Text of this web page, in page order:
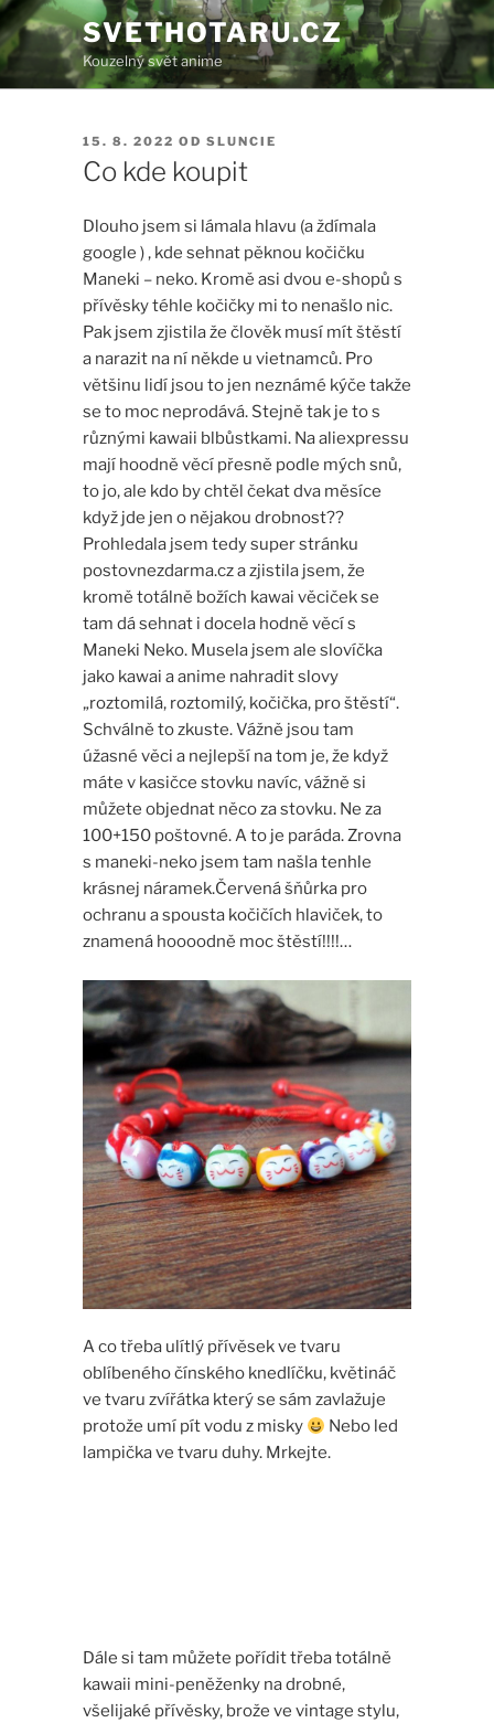
Přejít
k
obsahu
webu
SVETHOTARU.CZ
Kouzelný svět anime
PUBLIKOVÁNO
15. 8. 2022 OD SLUNCIE
Co kde koupit
Dlouho jsem si lámala hlavu (a ždímala
google ) , kde sehnat pěknou kočičku
Maneki – neko. Kromě asi dvou e-shopů s
přívěsky téhle kočičky mi to nenašlo nic.
Pak jsem zjistila že člověk musí mít štěstí
a narazit na ní někde u vietnamců. Pro
většinu lidí jsou to jen neznámé kýče takže
se to moc neprodává. Stejně tak je to s
různými kawaii blbůstkami. Na aliexpressu
mají hoodně věcí přesně podle mých snů,
to jo, ale kdo by chtěl čekat dva měsíce
když jde jen o nějakou drobnost??
Prohledala jsem tedy super stránku
postovnezdarma.cz a zjistila jsem, že
kromě totálně božích kawai věciček se
tam dá sehnat i docela hodně věcí s
Maneki Neko. Musela jsem ale slovíčka
jako kawai a anime nahradit slovy
„roztomilá, roztomilý, kočička, pro štěstí“.
Schválně to zkuste. Vážně jsou tam
úžasné věci a nejlepší na tom je, že když
máte v kasičce stovku navíc, vážně si
můžete objednat něco za stovku. Ne za
100+150 poštovné. A to je paráda. Zrovna
s maneki-neko jsem tam našla tenhle
krásnej náramek.Červená šňůrka pro
ochranu a spousta kočičích hlaviček, to
znamená hoooodně moc štěstí!!!!…
A co třeba ulítlý přívěsek ve tvaru
oblíbeného čínského knedlíčku, květináč
ve tvaru zvířátka který se sám zavlažuje
protože umí pít vodu z misky
Nebo led
lampička ve tvaru duhy. Mrkejte.
Dále si tam můžete pořídit třeba totálně
kawaii mini-peněženky na drobné,
všelijaké přívěsky, brože ve vintage stylu,